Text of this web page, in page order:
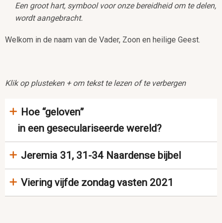
Een groot hart, symbool voor onze bereidheid om te delen,
wordt aangebracht.
Welkom in de naam van de Vader, Zoon en heilige Geest.
Klik op plusteken + om tekst te lezen of te verbergen
Hoe “geloven”
in een geseculariseerde wereld?
Jeremia 31, 31-34 Naardense bijbel
Viering vijfde zondag vasten 2021